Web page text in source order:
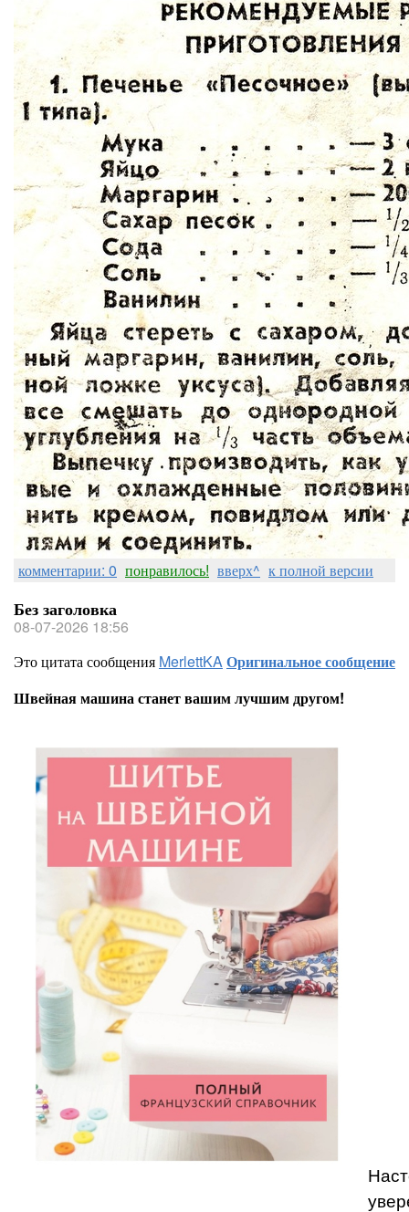
комментарии: 0 понравилось! вверх^ к полной версии
Без заголовка
08-07-2026 18:56
Это цитата сообщения MerlettKAОригинальное сообщение
Швейная машина станет вашим лучшим другом!